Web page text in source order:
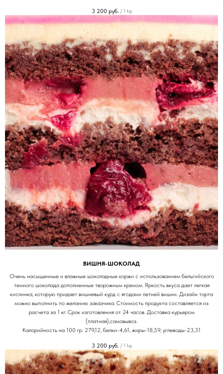
3 200 руб. / 1 kg
ВИШНЯ-ШОКОЛАД
Очень насыщенные и влажные шоколадные коржи с использованием бельгийского
темного шоколада дополненные творожным кремом. Яркость вкуса дает легкая
кислинка, которую придает вишневый курд с ягодами летней вишни. Дизайн торта
можно выполнить по желанию заказчика. Стоимость продукта составляется из
расчета за 1 кг. Срок изготовления от 24 часов. Доставка курьером
(платная),самовывоз.
Калорийность на 100 гр. 279,12, белки-4,61, жиры-18,59, углеводы-23,31
3 200 руб. / 1 kg